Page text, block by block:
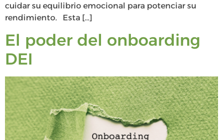
cuidar su equilibrio emocional para potenciar su
rendimiento. Esta […]
El poder del onboarding
DEI